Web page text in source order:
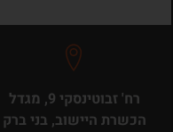
רח' זבוטינסקי 9, מגדל
הכשרת היישוב, בני ברק